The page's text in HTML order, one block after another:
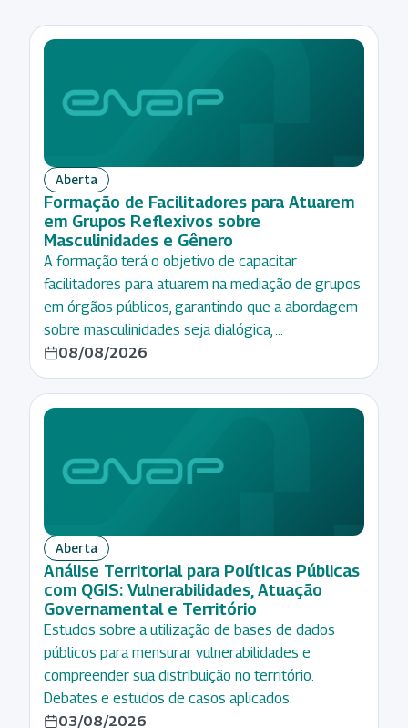
Modalidade
Presencial
Remoto
Em
Temas
Saneamento
Ciência
de
Dados
Aposentadoria
e Previdência
Comunicação
Desenvolvimento
Pessoal
Direito e
Humanos
Economia
Educação
e
Docência
Estratégia e
Planejamento
Ética
Altas
Lideranças
para Carreiras
Bootcamp
Coordenação-
Geral de
Pesquisa
Desenvolvimento
Profissional
Doutorado
Aqui
Formação
Outros
PDP - Plano de
Desenvolvimento
de Pessoas da
Enap
Programa
Nacional
Autoconhecimento
pessoal
Comunicação
estratégica
Coordenação
e
colaboração
em rede
Engajamento
de pessoas
para os
de
crises
Gestão
para
resultados
Inovação
e
filter_alt
Aberta
Formação de Facilitadores para Atuarem
em Grupos Reflexivos sobre
Masculinidades e Gênero
A formação terá o objetivo de capacitar
facilitadores para atuarem na mediação de grupos
em órgãos públicos, garantindo que a abordagem
sobre masculinidades seja dialógica, …
08/08/2026
Aberta
Análise Territorial para Políticas Públicas
com QGIS: Vulnerabilidades, Atuação
Governamental e Território
Estudos sobre a utilização de bases de dados
públicos para mensurar vulnerabilidades e
compreender sua distribuição no território.
Debates e estudos de casos aplicados.
03/08/2026